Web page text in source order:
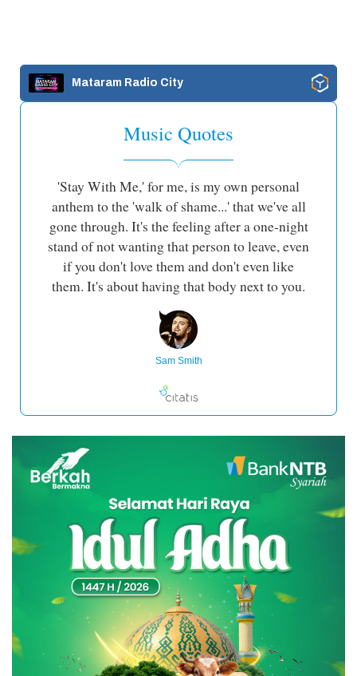
Mataram Radio City
Music Quotes
'Stay With Me,' for me, is my own personal
anthem to the 'walk of shame...' that we've all
gone through. It's the feeling after a one-night
stand of not wanting that person to leave, even
if you don't love them and don't even like
them. It's about having that body next to you.
Sam Smith